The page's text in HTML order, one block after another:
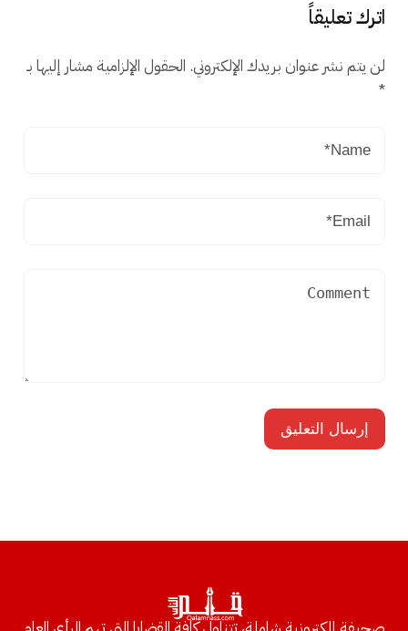
اترك تعليقاً
لن يتم نشر عنوان بريدك الإلكتروني. الحقول الإلزامية مشار إليها بـ
*